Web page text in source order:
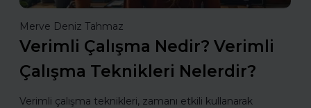
Merve Deniz Tahmaz
Verimli Çalışma Nedir? Verimli
Çalışma Teknikleri Nelerdir?
Verimli çalışma teknikleri, zamanı etkili kullanarak